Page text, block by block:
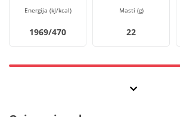
Energija (kJ/kcal)
1969/470
Masti (g)
22